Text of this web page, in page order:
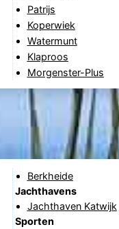
Patrijs
Koperwiek
Watermunt
Klaproos
Morgenster-Plus
Berkheide
Jachthavens
Jachthaven Katwijk
Sporten